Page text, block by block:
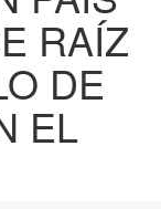
RAÍZ
DE
EL